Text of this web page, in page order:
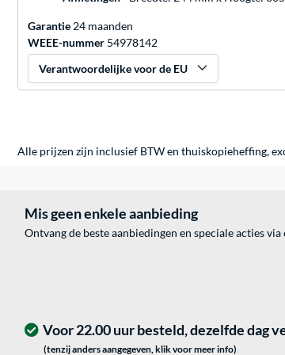
Garantie24 maanden
WEEE-nummer 54978142
Verantwoordelijke voor de EU
Alle prijzen zijn inclusief BTW en thuiskopieheffing,
Mis geen enkele aanbieding
Ontvang de beste aanbiedingen en speciale acties via
Voor 22.00 uur besteld, dezelfde dag
(tenzij anders aangegeven, klik voor meer info)